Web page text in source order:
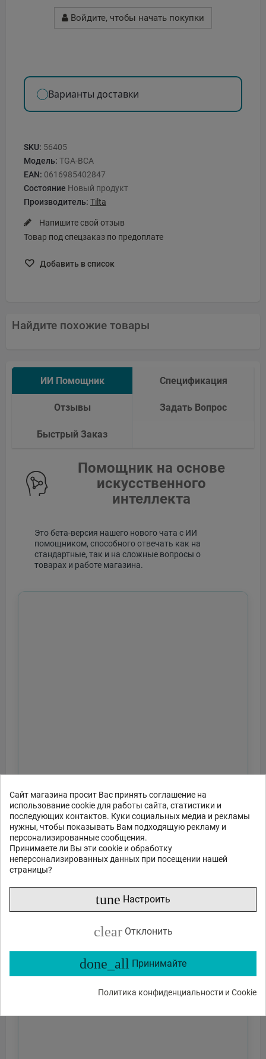
Сайт магазина просит Вас принять соглашение на
использование cookie для работы сайта, статистики и
последующих контактов. Куки социальных медиа и рекламы
нужны, чтобы показывать Вам подходящую рекламу и
персонализированные сообщения.
Принимаете ли Вы эти cookie и обработку
неперсонализированных данных при посещении нашей
страницы?
tune Настроить
clear Отклонить
done_all Принимайте
Политика конфиденциальности и Cookie
Войдите, чтобы начать покупки
Варианты доставки
SKU: 56405
Модель: TGA-BCA
EAN: 0616985402847
Состояние Новый продукт
Производитель: Tilta
Напишите свой отзыв
Товар под спецзаказ по предоплате
Добавить в список
Найдите похожие товары
ИИ Помощник Спецификация
Отзывы Задать Вопрос
Быстрый Заказ
Помощник на основе
искусственного
интеллекта
Это бета-версия нашего нового чата с ИИ
помощником, способного отвечать как на
стандартные, так и на сложные вопросы о
товарах и работе магазина.